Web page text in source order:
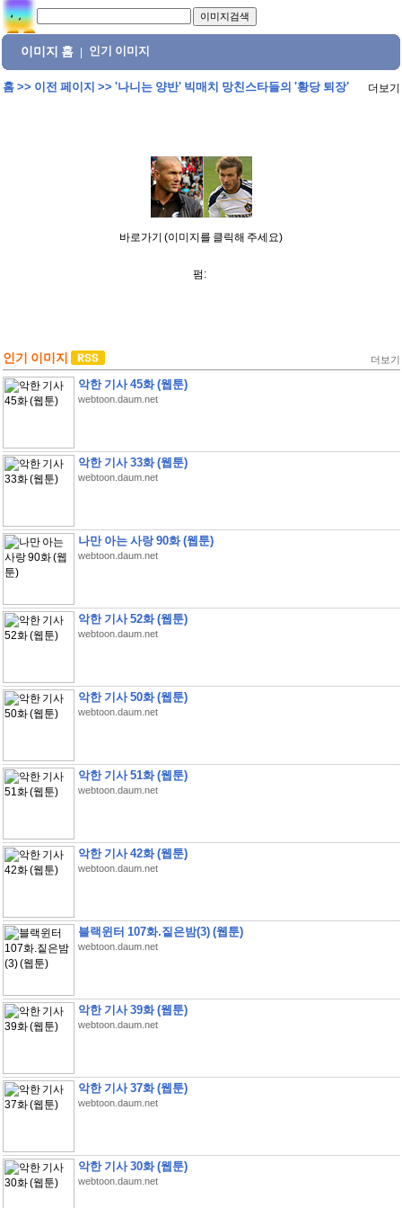
이미지 홈 인기 이미지
홈>> 이전 페이지 >> '나니는 양반' 빅매치 망친스타들의 '황당 퇴장' 더보기
바로가기 (이미지를 클릭해 주세요)
펌:
인기 이미지 더보기
악한 기사 45화 (웹툰)
webtoon.daum.net
악한 기사 33화 (웹툰)
webtoon.daum.net
나만 아는 사랑 90화 (웹툰)
webtoon.daum.net
악한 기사 52화 (웹툰)
webtoon.daum.net
악한 기사 50화 (웹툰)
webtoon.daum.net
악한 기사 51화 (웹툰)
webtoon.daum.net
악한 기사 42화 (웹툰)
webtoon.daum.net
블랙윈터 107화.짙은밤(3) (웹툰)
webtoon.daum.net
악한 기사 39화 (웹툰)
webtoon.daum.net
악한 기사 37화 (웹툰)
webtoon.daum.net
악한 기사 30화 (웹툰)
webtoon.daum.net